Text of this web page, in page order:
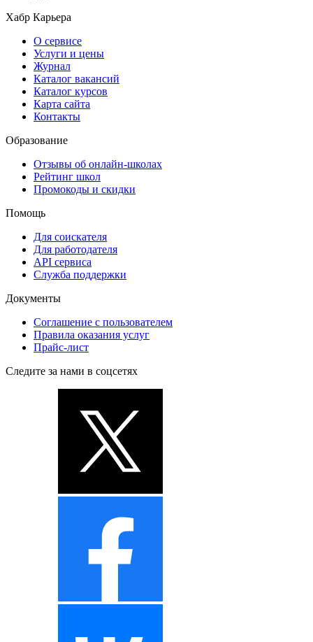
Хабр Карьера
О сервисе
Услуги и цены
Журнал
Каталог вакансий
Каталог курсов
Карта сайта
Контакты
Образование
Отзывы об онлайн-школах
Рейтинг школ
Промокоды и скидки
Помощь
Для соискателя
Для работодателя
API сервиса
Служба поддержки
Документы
Соглашение с пользователем
Правила оказания услуг
Прайс-лист
Следите за нами в соцсетях